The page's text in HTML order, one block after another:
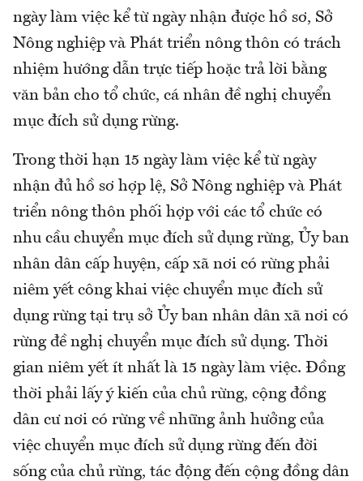
ngày làm việc kể từ ngày nhận được hồ sơ, Sở
Nông nghiệp và Phát triển nông thôn có trách
nhiệm hướng dẫn trực tiếp hoặc trả lời bằng
văn bản cho tổ chức, cá nhân đề nghị chuyển
mục đích sử dụng rừng.
Trong thời hạn 15 ngày làm việc kể từ ngày
nhận đủ hồ sơ hợp lệ, Sở Nông nghiệp và Phát
triển nông thôn phối hợp với các tổ chức có
nhu cầu chuyển mục đích sử dụng rừng, Ủy ban
nhân dân cấp huyện, cấp xã nơi có rừng phải
niêm yết công khai việc chuyển mục đích sử
dụng rừng tại trụ sở Ủy ban nhân dân xã nơi có
rừng đề nghị chuyển mục đích sử dụng. Thời
gian niêm yết ít nhất là 15 ngày làm việc. Đồng
thời phải lấy ý kiến của chủ rừng, cộng đồng
dân cư nơi có rừng về những ảnh hưởng của
việc chuyển mục đích sử dụng rừng đến đời
sống của chủ rừng, tác động đến cộng đồng dân